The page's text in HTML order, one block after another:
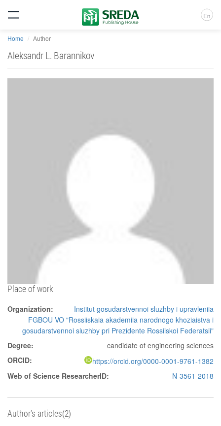
En
Home Author
Aleksandr L. Barannikov
Place of work
Organization:
Institut gosudarstvennoi sluzhby i upravleniia
FGBOU VO "Rossiiskaia akademiia narodnogo khoziaistva i
gosudarstvennoi sluzhby pri Prezidente Rossiiskoi Federatsii"
Degree:
candidate of engineering sciences
ORCID:
https://orcid.org/0000-0001-9761-1382
Web of Science ResearcherID:
N-3561-2018
Author's articles(2)